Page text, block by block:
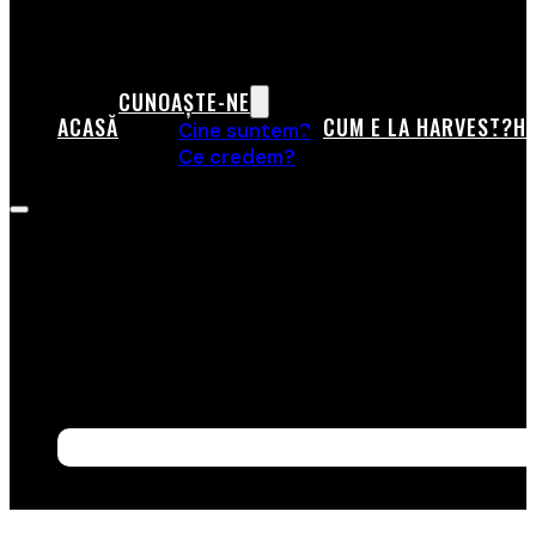
ACASĂ
CUNOAȘTE-NE
Cine suntem?
Ce credem?
CUM E LA HARVEST?